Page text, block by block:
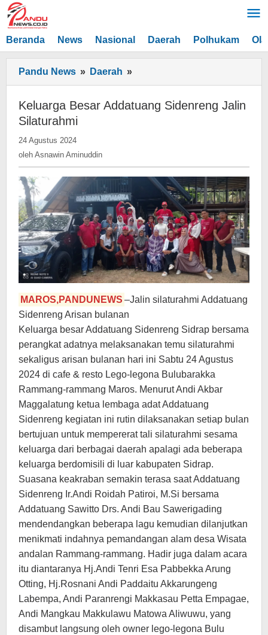
Lewati
ke
konten
Beranda News Nasional Daerah Polhukam
Pandu News » Daerah »
Besar
Addatuang
Sidenreng
Keluarga Besar Addatuang Sidenreng Jalin
Silaturahmi
24 Agustus 2024
Asnawin
oleh Asnawin Aminuddin
MAROS,PANDUNEWS –Jalin silaturahmi Addatuang
Sidenreng Arisan bulanan
Keluarga besar Addatuang Sidenreng Sidrap bersama
perangkat adatnya melaksanakan temu silaturahmi
sekaligus arisan bulanan hari ini Sabtu 24 Agustus
2024 di cafe & resto Lego-legona Bulubarakka
Rammang-rammang Maros. Menurut Andi Akbar
Maggalatung ketua lembaga adat Addatuang
Sidenreng kegiatan ini rutin dilaksanakan setiap bulan
bertujuan untuk mempererat tali silaturahmi sesama
keluarga dari berbagai daerah apalagi ada beberapa
keluarga berdomisili di luar kabupaten Sidrap.
Suasana keakraban semakin terasa saat Addatuang
Sidenreng Ir.Andi Roidah Patiroi, M.Si bersama
Addatuang Sawitto Drs. Andi Bau Sawerigading
mendendangkan beberapa lagu kemudian dilanjutkan
menikmati indahnya pemandangan alam desa Wisata
andalan Rammang-rammang. Hadir juga dalam acara
itu diantaranya Hj.Andi Tenri Esa Pabbekka Arung
Otting, Hj.Rosnani Andi Paddaitu Akkarungeng
Labempa, Andi Paranrengi Makkasau Petta Empagae,
Andi Mangkau Makkulawu Matowa Aliwuwu, yang
disambut langsung oleh owner lego-legona Bulu